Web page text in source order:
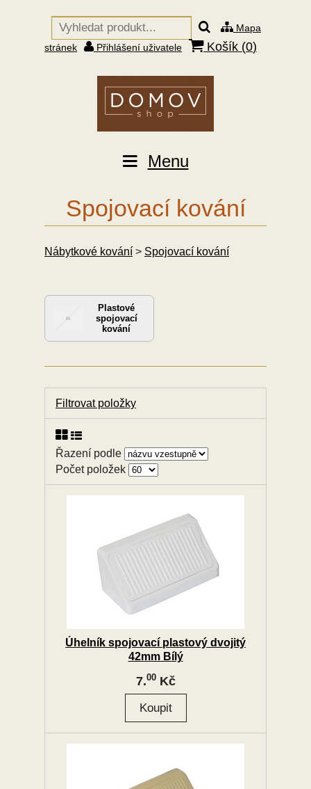
Mapa
stránek
Přihlášení uživatele Košík (0)
Menu
Spojovací kování
Nábytkové kování > Spojovací kování
Plastové
spojovací
kování
Filtrovat položky
Řazení podle
Počet položek
Úhelník spojovací plastový dvojitý
42mm Bílý
7.00Kč